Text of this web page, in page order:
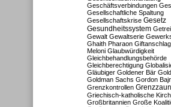
Geschäftsverbindungen
Gesellschaftliche Spaltung
Gesellschaftskrise Gesetz
Gesundheitssystem
Gewalt Gewaltserie
Ghaith Pharaon Giftanschlag
Meloni Glaubwürdigkeit
Gleichbehandlungsbehörde
Gleichberechtigung
Gläubiger Goldener Bär
Goldman Sachs Gordon
Grenzkontrollen Grenzzaun
Griechisch-katholische
Großbritannien Große